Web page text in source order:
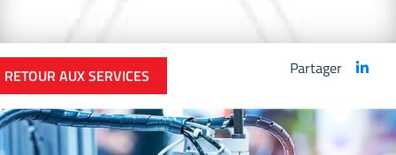
RETOUR AUX SERVICES Partager